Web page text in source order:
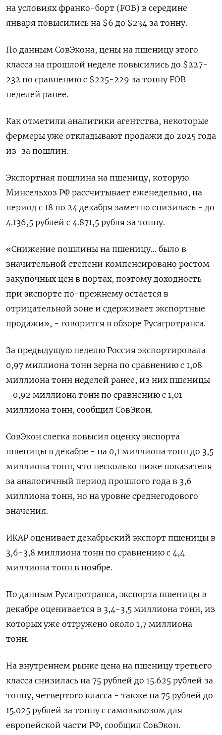
на условиях франко-борт (FOB) в середине
января повысились на $6 до $234 за тонну.
По данным СовЭкона, цены на пшеницу этого
класса на прошлой неделе повысились до $227-
232 по сравнению с $225-229 за тонну FOB
неделей ранее.
Как отметили аналитики агентства, некоторые
фермеры уже откладывают продажи до 2025 года
из-за пошлин.
Экспортная пошлина на пшеницу, которую
Минсельхоз РФ рассчитывает еженедельно, на
период с 18 по 24 декабря заметно снизилась - до
4.136,5 рублей с 4.871,5 рубля за тонну.
«Снижение пошлины на пшеницу... было в
значительной степени компенсировано ростом
закупочных цен в портах, поэтому доходность
при экспорте по-прежнему остается в
отрицательной зоне и сдерживает экспортные
продажи», - говорится в обзоре Русагротранса.
За предыдущую неделю Россия экспортировала
0,97 миллиона тонн зерна по сравнению с 1,08
миллиона тонн неделей ранее, из них пшеницы
- 0,92 миллиона тонн по сравнению с 1,01
миллиона тонн, сообщил СовЭкон.
СовЭкон слегка повысил оценку экспорта
пшеницы в декабре - на 0,1 миллиона тонн до 3,5
миллиона тонн, что несколько ниже показателя
за аналогичный период прошлого года в 3,6
миллиона тонн, но на уровне среднегодового
значения.
ИКАР оценивает декабрьский экспорт пшеницы в
3,6-3,8 миллиона тонн по сравнению с 4,4
миллиона тонн в ноябре.
По данным Русагротранса, экспорта пшеницы в
декабре оценивается в 3,4-3,5 миллиона тонн, из
которых уже отгружено около 1,7 миллиона
тонн.
На внутреннем рынке цена на пшеницу третьего
класса снизилась на 75 рублей до 15.625 рублей за
тонну, четвертого класса - также на 75 рублей до
15.025 рублей за тонну с самовывозом для
европейской части РФ, сообщил СовЭкон.